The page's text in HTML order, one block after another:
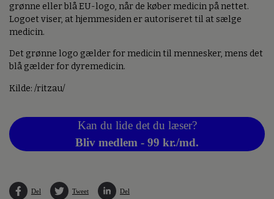
grønne eller blå EU-logo, når de køber medicin på nettet.
Logoet viser, at hjemmesiden er autoriseret til at sælge
medicin.
Det grønne logo gælder for medicin til mennesker, mens det
blå gælder for dyremedicin.
Kilde: /ritzau/
Kan du lide det du læser?
Bliv medlem - 99 kr./md.
Del Tweet Del